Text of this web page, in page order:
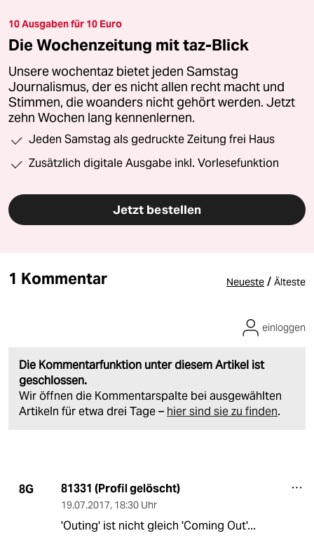
10 Ausgaben für 10 Euro
Die Wochenzeitung mit taz-Blick
Unsere wochentaz bietet jeden Samstag
Journalismus, der es nicht allen recht macht und
Stimmen, die woanders nicht gehört werden. Jetzt
zehn Wochen lang kennenlernen.
Jeden Samstag als gedruckte Zeitung frei Haus
Zusätzlich digitale Ausgabe inkl. Vorlesefunktion
Jetzt bestellen
1 Kommentar Neueste / Älteste
Die Kommentarfunktion unter diesem Artikel ist
geschlossen.
Wir öffnen die Kommentarspalte bei ausgewählten
Artikeln für etwa drei Tage – hier sind sie zu finden.
einloggen
8G 81331 (Profil gelöscht)
19.07.2017, 18:30 Uhr
'Outing' ist nicht gleich 'Coming Out'...